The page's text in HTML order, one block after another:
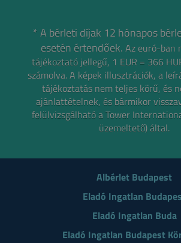
* A bérleti díjak 12 hónapos
esetén értendőek. Az euró-ban
tájékoztató jellegű, 1 EUR = 366
számolva.A képek illusztrációk, a
tájékoztatás nem teljes körű, és
ajánlattételnek, és bármikor
felülvizsgálható a Tower
üzemeltető) által.
Albérlet Budapest
Eladó Ingatlan
Eladó Ingatlan Buda
Eladó Ingatlan Budapest